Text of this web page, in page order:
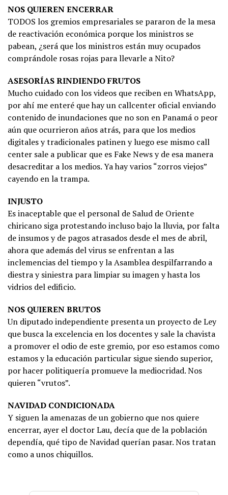
NOS QUIEREN ENCERRAR
TODOS los gremios empresariales se pararon de la mesa
de reactivación económica porque los ministros se
pabean, ¿será que los ministros están muy ocupados
comprándole rosas rojas para llevarle a Nito?
ASESORÍAS RINDIENDO FRUTOS
Mucho cuidado con los videos que reciben en WhatsApp,
por ahí me enteré que hay un callcenter oficial enviando
contenido de inundaciones que no son en Panamá o peor
aún que ocurrieron años atrás, para que los medios
digitales y tradicionales patinen y luego ese mismo call
center sale a publicar que es Fake News y de esa manera
desacreditar a los medios. Ya hay varios “zorros viejos”
cayendo en la trampa.
INJUSTO
Es inaceptable que el personal de Salud de Oriente
chiricano siga protestando incluso bajo la lluvia, por falta
de insumos y de pagos atrasados desde el mes de abril,
ahora que además del virus se enfrentan a las
inclemencias del tiempo y la Asamblea despilfarrando a
diestra y siniestra para limpiar su imagen y hasta los
vidrios del edificio.
NOS QUIEREN BRUTOS
Un diputado independiente presenta un proyecto de Ley
que busca la excelencia en los docentes y sale la chavista
a promover el odio de este gremio, por eso estamos como
estamos y la educación particular sigue siendo superior,
por hacer politiquería promueve la mediocridad. Nos
quieren “vrutos”.
NAVIDAD CONDICIONADA
Y siguen la amenazas de un gobierno que nos quiere
encerrar, ayer el doctor Lau, decía que de la población
dependía, qué tipo de Navidad querían pasar. Nos tratan
como a unos chiquillos.